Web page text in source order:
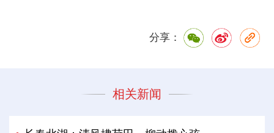
分享：
相关新闻